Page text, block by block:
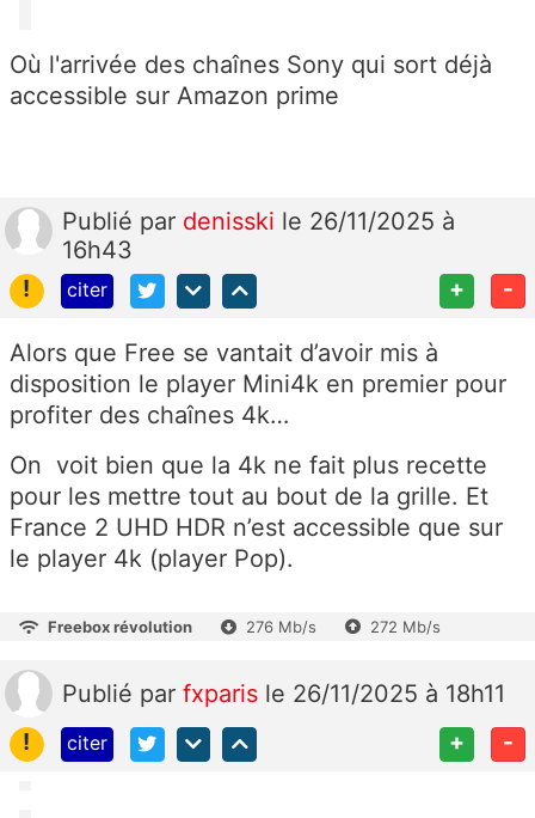
Où l'arrivée des chaînes Sony qui sort déjà
accessible sur Amazon prime
Publié par denisski le 26/11/2025 à
16h43
!
citer + -
Alors que Free se vantait d’avoir mis à
disposition le player Mini4k en premier pour
profiter des chaînes 4k…
On voit bien que la 4k ne fait plus recette
pour les mettre tout au bout de la grille. Et
France 2 UHD HDR n’est accessible que sur
le player 4k (player Pop).
Freebox révolution 276 Mb/s 272 Mb/s
Publié par fxparis le 26/11/2025 à 18h11
!
citer + -